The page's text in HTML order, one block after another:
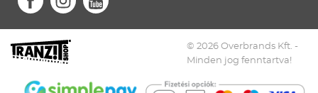
© 2026 Overbrands Kft. -
Minden jog fenntartva!